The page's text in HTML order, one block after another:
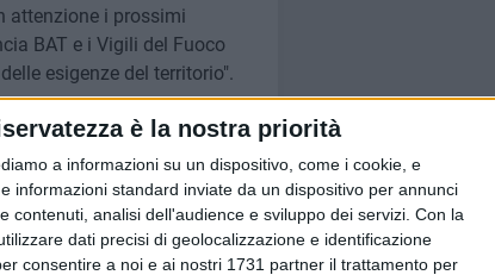
è la nostra priorità
a informazioni su un dispositivo, come i cookie, e
informazioni standard inviate da un dispositivo per annunci
analisi dell'audience e sviluppo dei servizi. Con la
dati precisi di geolocalizzazione e identificazione
consentire a noi e ai nostri 1731 partner il trattamento per
attenzione i prossimi
BAT e i Vigili del Fuoco
esigenze del territorio".
le istituzioni politiche e con
UIL PA VVF BAT, Pietro
una concreta